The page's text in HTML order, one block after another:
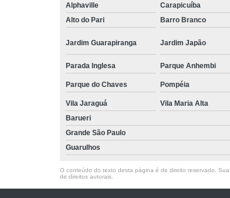
Alphaville
Carapicuíba
Alto do Pari
Barro Branco
Jardim Guarapiranga Jardim Japão
Parada Inglesa Parque Anhembi
Parque do Chaves Pompéia
Vila Jaraguá Vila Maria Alta
Barueri
Grande São Paulo
Guarulhos
O conteúdo do texto desta página é de direito reservado.
de direitos autorais